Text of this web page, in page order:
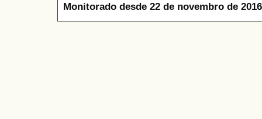
Monitorado desde 22 de novembro de